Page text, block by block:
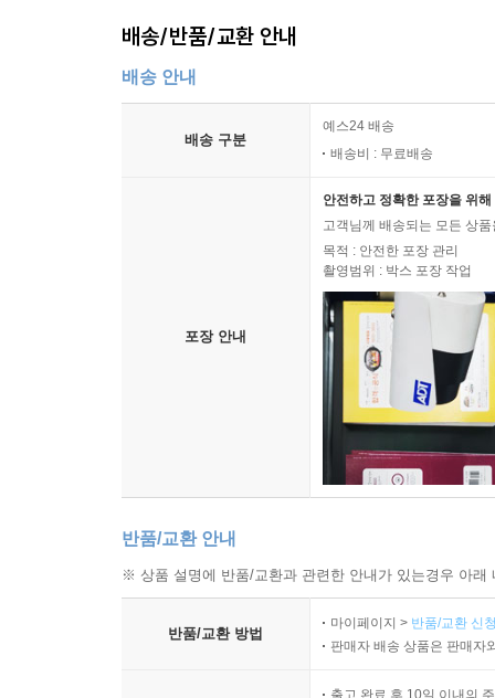
배송/반품/교환 안내
배송 안내
배송 구분
예스24 배송
배송비 : 무료배송
포장 안내
안전하고 정확한 포장을 위
고객님께 배송되는 모든 상
목적 : 안전한 포장 관리
촬영범위 : 박스 포장 작업
반품/교환 안내
※ 상품 설명에 반품/교환과 관련한 안내가 있는경우 아
반품/교환 방법
마이페이지 > 반품/교환 신
판매자 배송 상품은 판매자
출고 완료 후 10일 이내의